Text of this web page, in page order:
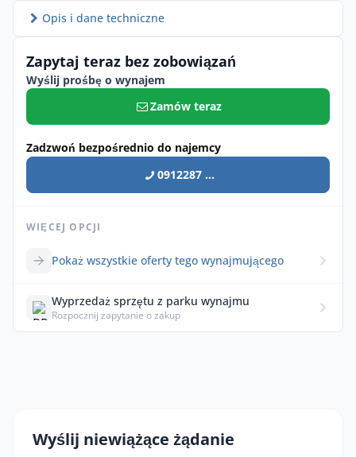
Opis i dane techniczne
Zapytaj teraz bez zobowiązań
Wyślij prośbę o wynajem
Zamów teraz
Zadzwoń bezpośrednio do najemcy
0912287 ...
WIĘCEJ OPCJI
Pokaż wszystkie oferty tego wynajmującego
Wyprzedaż sprzętu z parku wynajmu
Rozpocznij zapytanie o zakup
Wyślij niewiążące żądanie